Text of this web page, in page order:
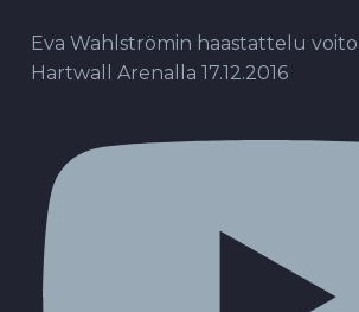
Eva Wahlströmin haastattelu
Hartwall Arenalla 17.12.2016